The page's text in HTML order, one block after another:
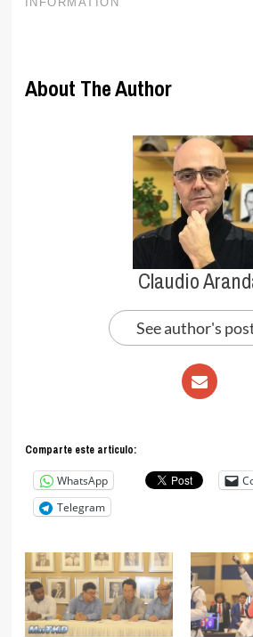
About The Author
Claudio
See author's
Comparte este articulo:
WhatsApp
Telegram